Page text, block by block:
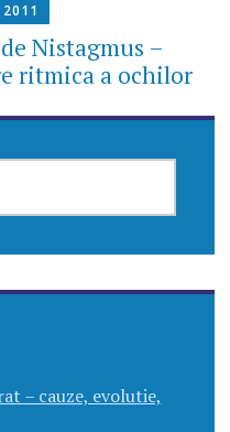
2011
Nistagmus –
ritmica a ochilor
– cauze, evolutie,